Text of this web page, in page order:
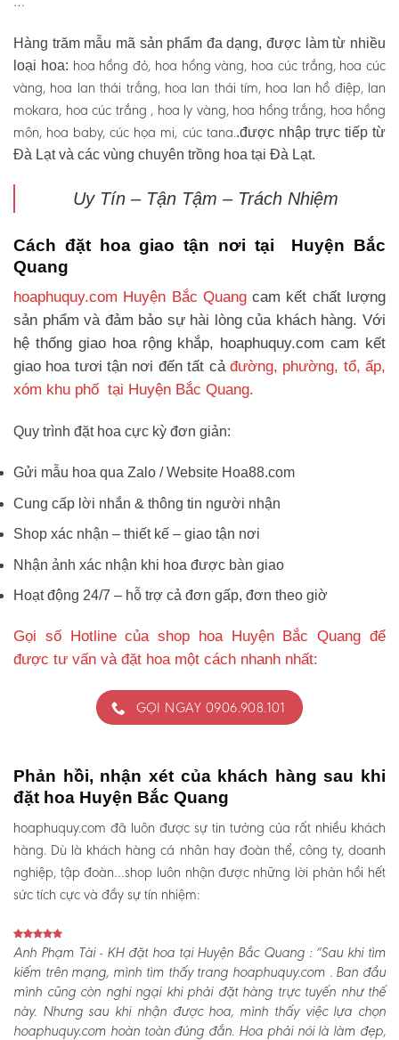
Hàng trăm mẫu mã sản phẩm đa dạng, được làm từ nhiều
loại hoa: hoa hồng đỏ, hoa hồng vàng, hoa cúc trắng, hoa cúc
vàng, hoa lan thái trắng, hoa lan thái tím, hoa lan hồ điệp, lan
mokara, hoa cúc trắng , hoa ly vàng, hoa hồng trắng, hoa hồng
môn, hoa baby, cúc họa mi, cúc tana..được nhập trực tiếp từ
Đà Lạt và các vùng chuyên trồng hoa tại Đà Lạt.
Uy Tín – Tận Tậm – Trách Nhiệm
Cách đặt hoa giao tận nơi tại Huyện Bắc
Quang
hoaphuquy.com Huyện Bắc Quangcam kết chất lượng
sản phẩm và đảm bảo sự hài lòng của khách hàng. Với
hệ thống giao hoa rộng khắp, hoaphuquy.com cam kết
giao hoa tươi tận nơi đến tất cả đường, phường, tổ, ấp,
xóm khu phố tại Huyện Bắc Quang.
Quy trình đặt hoa cực kỳ đơn giản:
Gửi mẫu hoa qua Zalo / Website Hoa88.com
Cung cấp lời nhắn & thông tin người nhận
Shop xác nhận – thiết kế – giao tận nơi
Nhận ảnh xác nhận khi hoa được bàn giao
Hoạt động 24/7 – hỗ trợ cả đơn gấp, đơn theo giờ
Gọi số Hotline của shop hoa Huyện Bắc Quang để
được tư vấn và đặt hoa một cách nhanh nhất:
GỌI NGAY 0906.908.101
Phản hồi, nhận xét của khách hàng sau khi
đặt hoa Huyện Bắc Quang
hoaphuquy.com đã luôn được sự tin tưởng của rất nhiều khách
hàng. Dù là khách hàng cá nhân hay đoàn thể, công ty, doanh
nghiệp, tập đoàn…shop luôn nhận được những lời phản hồi hết
sức tích cực và đầy sự tín nhiệm:
Anh Phạm Tài - KH đặt hoa tại Huyện Bắc Quang :“Sau khi tìm
kiếm trên mạng, mình tìm thấy trang hoaphuquy.com . Ban đầu
mình cũng còn nghi ngại khi phải đặt hàng trực tuyến như thế
này. Nhưng sau khi nhận được hoa, mình thấy việc lựa chọn
hoaphuquy.com hoàn toàn đúng đắn. Hoa phải nói là làm đẹp,